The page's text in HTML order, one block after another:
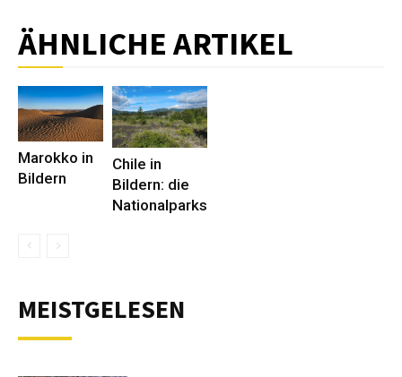
ÄHNLICHE ARTIKEL
Marokko in
Bildern
Chile in
Bildern: die
Nationalparks
MEISTGELESEN